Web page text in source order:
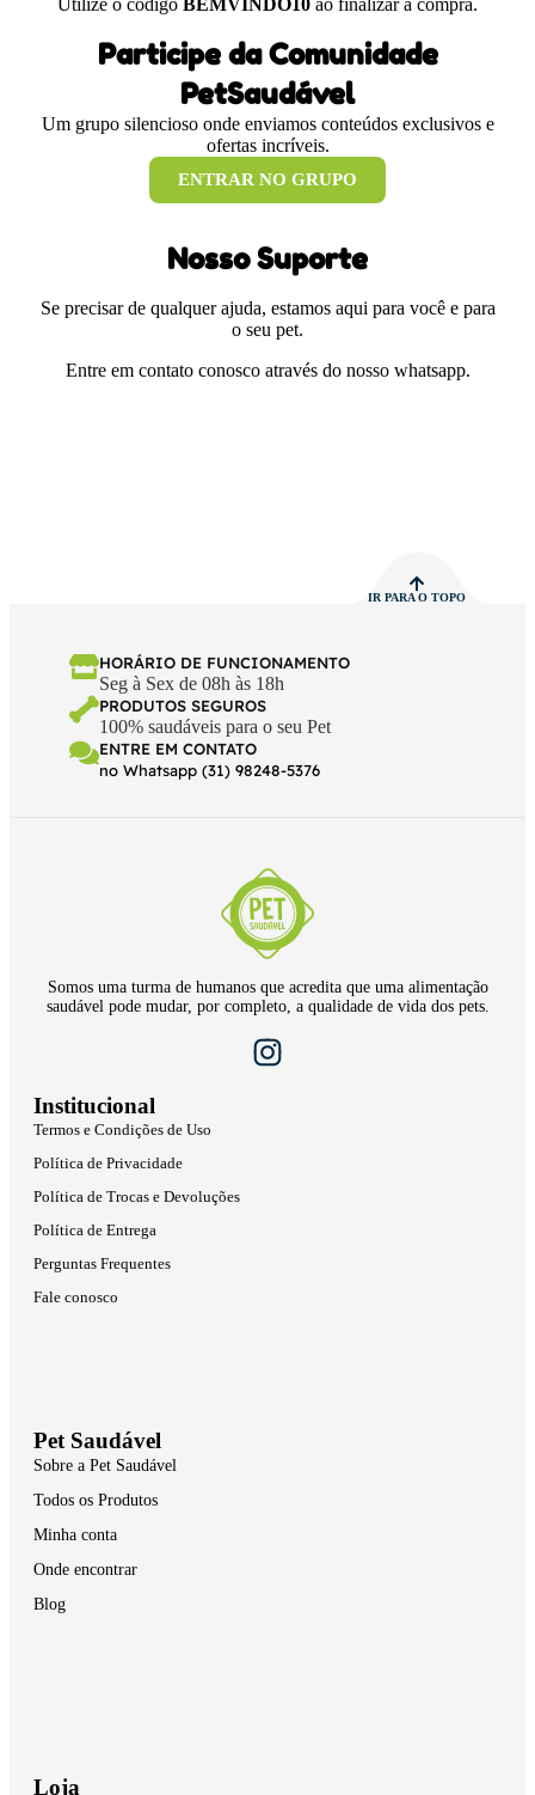
Participe da Comunidade
PetSaudável
Um grupo silencioso onde enviamos conteúdos exclusivos e
ofertas incríveis.
ENTRAR NO GRUPO
Nosso Suporte
Se precisar de qualquer ajuda, estamos aqui para você e para
o seu pet.
Entre em contato conosco através do nosso whatsapp.
IR PARA O TOPO
HORÁRIO DE FUNCIONAMENTO
Seg à Sex de 08h às 18h
PRODUTOS SEGUROS
100% saudáveis para o seu Pet
ENTRE EM CONTATO
no Whatsapp (31) 98248-5376
Somos uma turma de humanos que acredita que uma alimentação
saudável pode mudar, por completo, a qualidade de vida dos pets.
Institucional
Termos e Condições de Uso
Política de Privacidade
Política de Trocas e Devoluções
Política de Entrega
Perguntas Frequentes
Fale conosco
Pet Saudável
Sobre a Pet Saudável
Todos os Produtos
Minha conta
Onde encontrar
Blog
Loja